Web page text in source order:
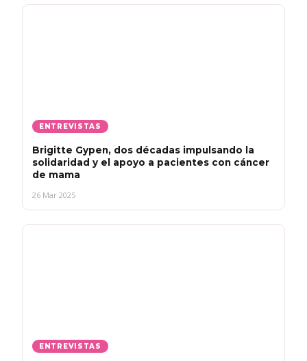
ENTREVISTAS
Brigitte Gypen, dos décadas impulsando la
solidaridad y el apoyo a pacientes con cáncer
de mama
26 Mar 2025
ENTREVISTAS